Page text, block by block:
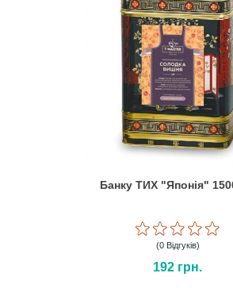
Банку ТИХ "Японія"
(0 Відгуків)
192 грн.